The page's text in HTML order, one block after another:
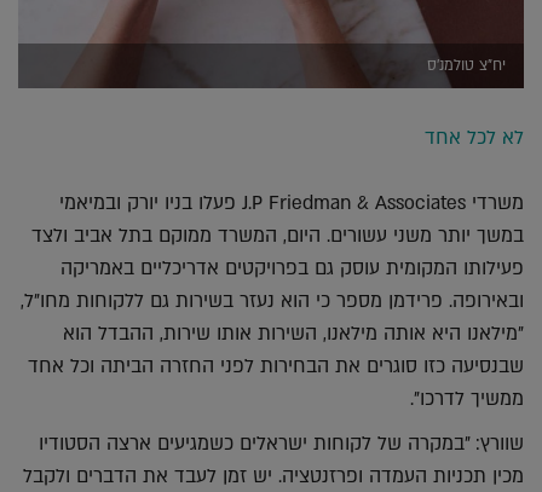
יח"צ טולמנ'ס
לא לכל אחד
משרדי J.P Friedman & Associates פעלו בניו יורק ובמיאמי
במשך יותר משני עשורים. היום, המשרד ממוקם בתל אביב ולצד
פעילותו המקומית עוסק גם בפרויקטים אדריכליים באמריקה
ובאירופה. פרידמן מספר כי הוא נעזר בשירות גם ללקוחות מחו"ל,
"מילאנו היא אותה מילאנו, השירות אותו שירות, ההבדל הוא
שבנסיעה כזו סוגרים את הבחירות לפני החזרה הביתה וכל אחד
ממשיך לדרכו".
שוורץ: "במקרה של לקוחות ישראלים כשמגיעים ארצה הסטודיו
מכין תכניות העמדה ופרזנטציה. יש זמן לעבד את הדברים ולקבל